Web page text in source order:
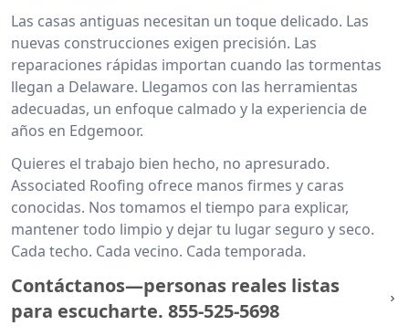
Las casas antiguas necesitan un toque delicado. Las
nuevas construcciones exigen precisión. Las
reparaciones rápidas importan cuando las tormentas
llegan a Delaware. Llegamos con las herramientas
adecuadas, un enfoque calmado y la experiencia de
años en Edgemoor.
Quieres el trabajo bien hecho, no apresurado.
Associated Roofing ofrece manos firmes y caras
conocidas. Nos tomamos el tiempo para explicar,
mantener todo limpio y dejar tu lugar seguro y seco.
Cada techo. Cada vecino. Cada temporada.
Contáctanos—personas reales listas
para escucharte. 855-525-5698